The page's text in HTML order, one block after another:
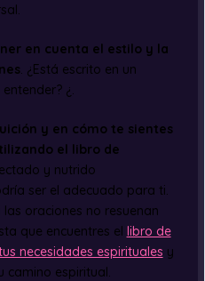
en cuenta el estilo y la
. ¿Está escrito en un
¿.
y en cómo te sientes
el libro de
y nutrido
ser el adecuado para ti.
oraciones no resuenan
que encuentres el libro de
necesidades espirituales y
camino espiritual.